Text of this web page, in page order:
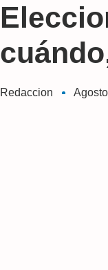
Redaccion